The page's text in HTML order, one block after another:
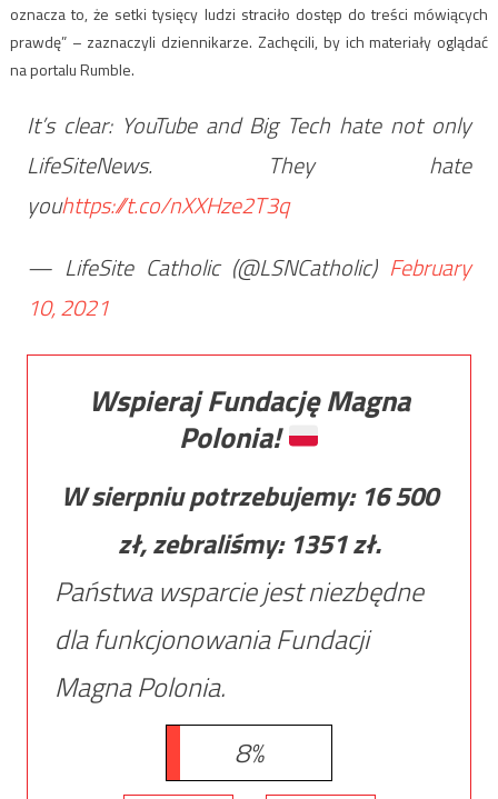
oznacza to, że setki tysięcy ludzi straciło dostęp do treści mówiących
prawdę” – zaznaczyli dziennikarze. Zachęcili, by ich materiały oglądać
na portalu Rumble.
It’s clear: YouTube and Big Tech hate not only
LifeSiteNews. They hate
youhttps://t.co/nXXHze2T3q
— LifeSite Catholic (@LSNCatholic) February
10, 2021
Wspieraj Fundację Magna
Polonia!
W sierpniu potrzebujemy: 16 500
zł, zebraliśmy: 1351zł.
Państwa wsparcie jest niezbędne
dla funkcjonowania Fundacji
Magna Polonia.
8%